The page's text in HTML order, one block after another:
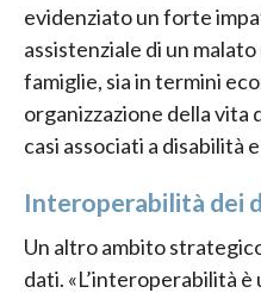
evidenziato un forte
assistenziale di un
famiglie, sia in termini
organizzazione della
casi associati a disabilità
Interoperabilità dei
Un altro ambito
dati. «L’interoperabilità